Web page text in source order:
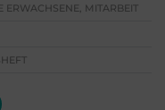
ERWACHSENE, MITARBEIT